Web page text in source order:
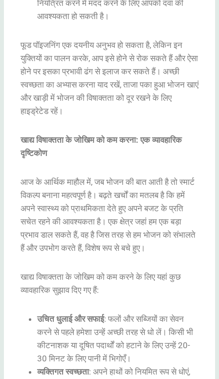
नियंत्रित करने में मदद करने के लिए आपको दवा की
आवश्यकता हो सकती है।
फूड पॉइजनिंग एक दयनीय अनुभव हो सकता है, लेकिन इन
युक्तियों का पालन करके, आप इसे होने से रोक सकते हैं और ऐसा
होने पर इसका प्रभावी ढंग से इलाज कर सकते हैं। अच्छी
स्वच्छता का अभ्यास करना याद रखें, ताजा पका हुआ भोजन खाएं
और खाड़ी में भोजन की विषाक्तता को दूर रखने के लिए
हाइड्रेटेड रहें।
खाद्य विषाक्तता के जोखिम को कम करना: एक व्यावहारिक
दृष्टिकोण
आज के आर्थिक माहौल में, जब भोजन की बात आती है तो स्मार्ट
विकल्प बनाना महत्वपूर्ण है। बढ़ते खर्चों का मतलब है कि हमें
अपने स्वास्थ्य को प्राथमिकता देते हुए अपने बजट के प्रति
सचेत रहने की आवश्यकता है। एक क्षेत्र जहां हम एक बड़ा
प्रभाव डाल सकते हैं, वह है जिस तरह से हम भोजन को संभालते
हैं और उपभोग करते हैं, विशेष रूप से बचे हुए।
खाद्य विषाक्तता के जोखिम को कम करने के लिए यहां कुछ
व्यावहारिक सुझाव दिए गए हैं:
उचित धुलाई और सफाई: फलों और सब्जियों का सेवन
करने से पहले हमेशा उन्हें अच्छी तरह से धो लें। किसी भी
कीटनाशक या दूषित पदार्थों को हटाने के लिए उन्हें 20-
30 मिनट के लिए पानी में भिगोएँ।
व्यक्तिगत स्वच्छता: अपने हाथों को नियमित रूप से धोएं,